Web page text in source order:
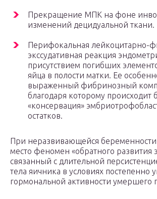
Прекращение МПК на фоне
изменений децидуальной ткани.
Перифокальная лейкоцитарно-
экссудативная реакция
присутствием погибших
яйца в полости матки. Ее
выраженный фибринозный
благодаря которому происходит
«консервация»
остатков.
При неразвивающейся
место феномен «обратного развития
связанный с длительной
тела яичника в условиях постепенно
гормональной активности умершего